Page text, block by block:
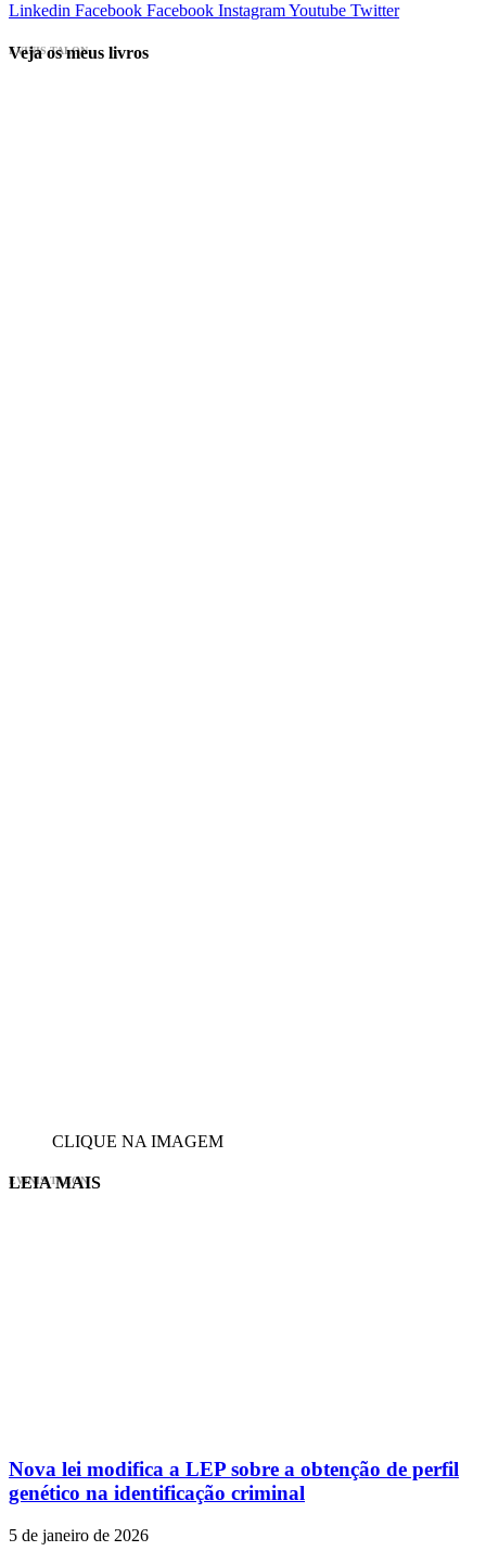
Linkedin Facebook Facebook InstagramYoutube Twitter
EVINIS TALON
Veja os meus livros
CLIQUE NA IMAGEM
EVINIS TALON
LEIA MAIS
Nova lei modifica a LEP sobre a obtenção de perfil
genético na identificação criminal
5 de janeiro de 2026